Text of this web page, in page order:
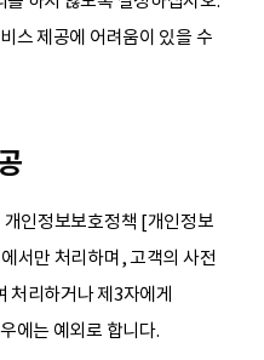
스 제공에 어려움이 있을 수
인정보보호정책 [개인정보
서만 처리하며, 고객의 사전
처리하거나 제3자에게
에는 예외로 합니다.